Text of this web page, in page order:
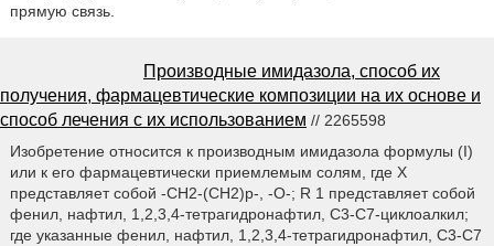
прямую связь.
Производные имидазола, способ их
получения, фармацевтические композиции на их основе и
способ лечения с их использованием // 2265598
Изобретение относится к производным имидазола формулы (I)
или к его фармацевтически приемлемым солям, где Х
представляет собой -СН2-(СН2)р-, -О-; R 1 представляет собой
фенил, нафтил, 1,2,3,4-тетрагидронафтил, С3-С7-циклоалкил;
где указанные фенил, нафтил, 1,2,3,4-тетрагидронафтил, С3-С7